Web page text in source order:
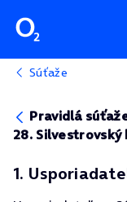
Súťaže
Pravidlá
28. Silvestrovský
1.